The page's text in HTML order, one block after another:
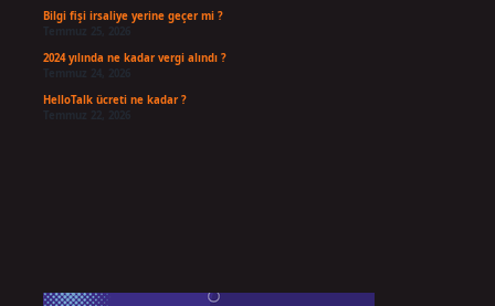
Bilgi fişi irsaliye yerine geçer mi ?
Temmuz 25, 2026
2024 yılında ne kadar vergi alındı ?
HelloTalk ücreti ne kadar ?